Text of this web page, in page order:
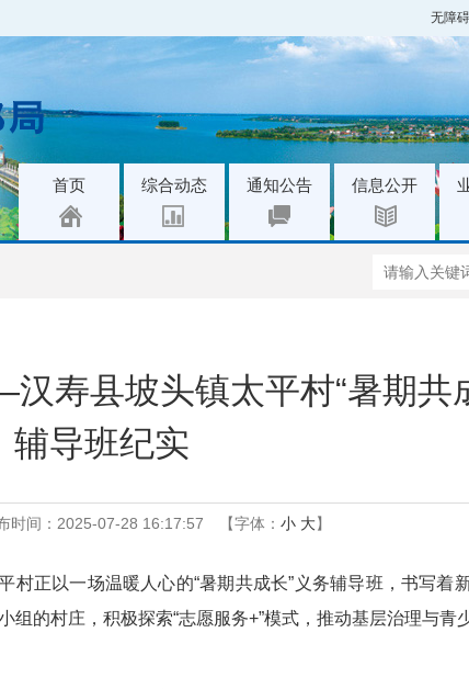
无障
首页 综合动态 通知公告 信息公开
寿县坡头镇太平村“暑期共
辅导班纪实
时间：2025-07-28 16:17:57 【字体： 小 大】
正以一场温暖人心的“暑期共成长”义务辅导班，书写着
的村庄，积极探索“志愿服务+”模式，推动基层治理与青